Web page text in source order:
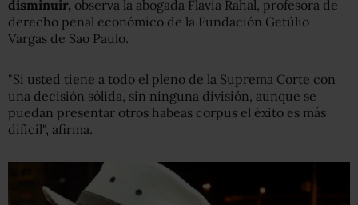
disminuir, observa la abogada Flavia Rahal, profesora de
derecho penal económico de la Fundación Getúlio
Vargas de Sao Paulo.
"Si usted tiene a todo el pleno de la Suprema Corte con
una decisión sólida, sin ninguna división, aunque se
puedan presentar otros habeas corpus el éxito es más
difícil", afirma.